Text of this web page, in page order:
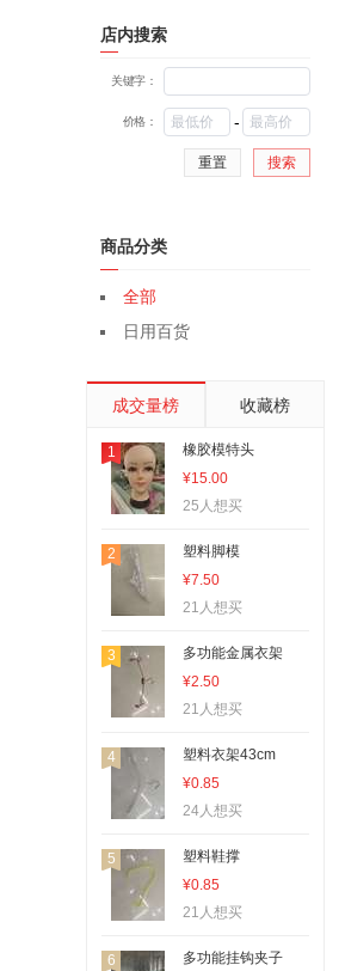
店内搜索
关键字：
价格： -
重置 搜索
商品分类
全部
日用百货
成交量榜 收藏榜
1
橡胶模特头
¥15.00
25人想买
2
塑料脚模
¥7.50
21人想买
3
多功能金属衣架
¥2.50
21人想买
4
塑料衣架43cm
¥0.85
24人想买
5
塑料鞋撑
¥0.85
21人想买
6
多功能挂钩夹子